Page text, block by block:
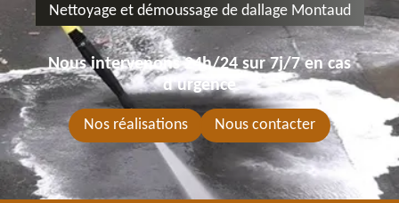
Nettoyage et démoussage de dallage Montaud
Nous intervenons 24h/24 sur 7j/7 en cas
d'urgence
Nos réalisations Nous contacter